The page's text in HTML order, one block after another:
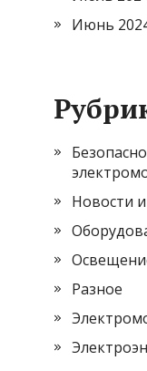
Июнь
Новости
Разное